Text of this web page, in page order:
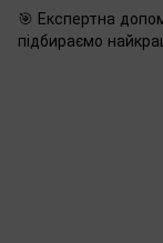
🎯 Експертна
підбираємо